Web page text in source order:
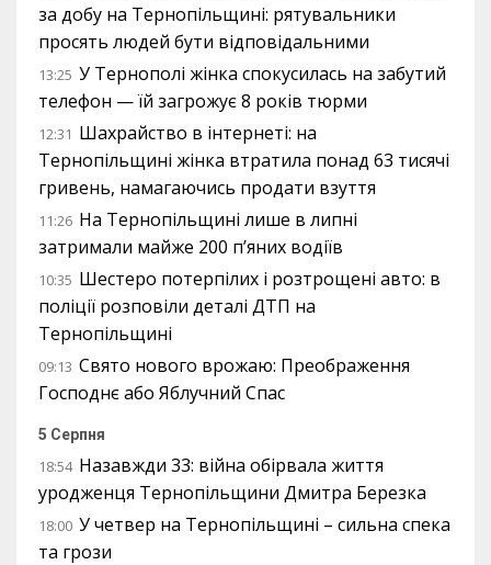
за добу на Тернопільщині: рятувальники
просять людей бути відповідальними
13:25 У Тернополі жінка спокусилась на забутий
телефон — їй загрожує 8 років тюрми
12:31 Шахрайство в інтернеті: на
Тернопільщині жінка втратила понад 63 тисячі
гривень, намагаючись продати взуття
11:26 На Тернопільщині лише в липні
затримали майже 200 п’яних водіїв
10:35 Шестеро потерпілих і розтрощені авто: в
поліції розповіли деталі ДТП на
Тернопільщині
09:13 Свято нового врожаю: Преображення
Господнє або Яблучний Спас
5 Серпня
18:54 Назавжди 33: війна обірвала життя
уродженця Тернопільщини Дмитра Березка
18:00 У четвер на Тернопільщині – сильна спека
та грози